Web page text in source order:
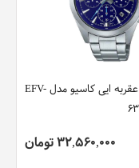
ساعت مچی عقربه ایی کاسیو مدل EFV-
32,560,000 تومان